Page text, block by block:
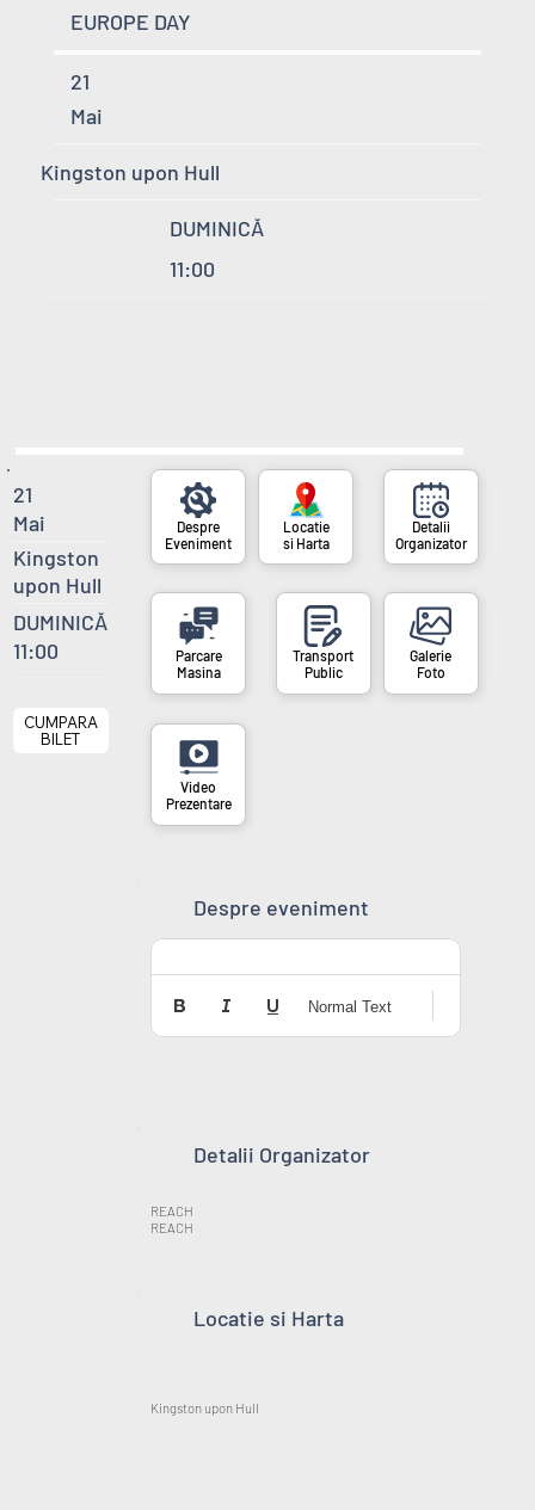
EUROPE DAY
21
Mai
Kingston upon Hull
DUMINICĂ
11:00
Eveniment
Organizator
si Harta
Masina
Transport
Public
Galerie
Foto
Video
Prezentare
Despre eveniment
Normal Text
Detalii Organizator
REACH
REACH
Locatie si Harta
Kingston upon Hull
21
Mai
Kingston
upon Hull
DUMINICĂ
11:00
CUMPARA
BILET